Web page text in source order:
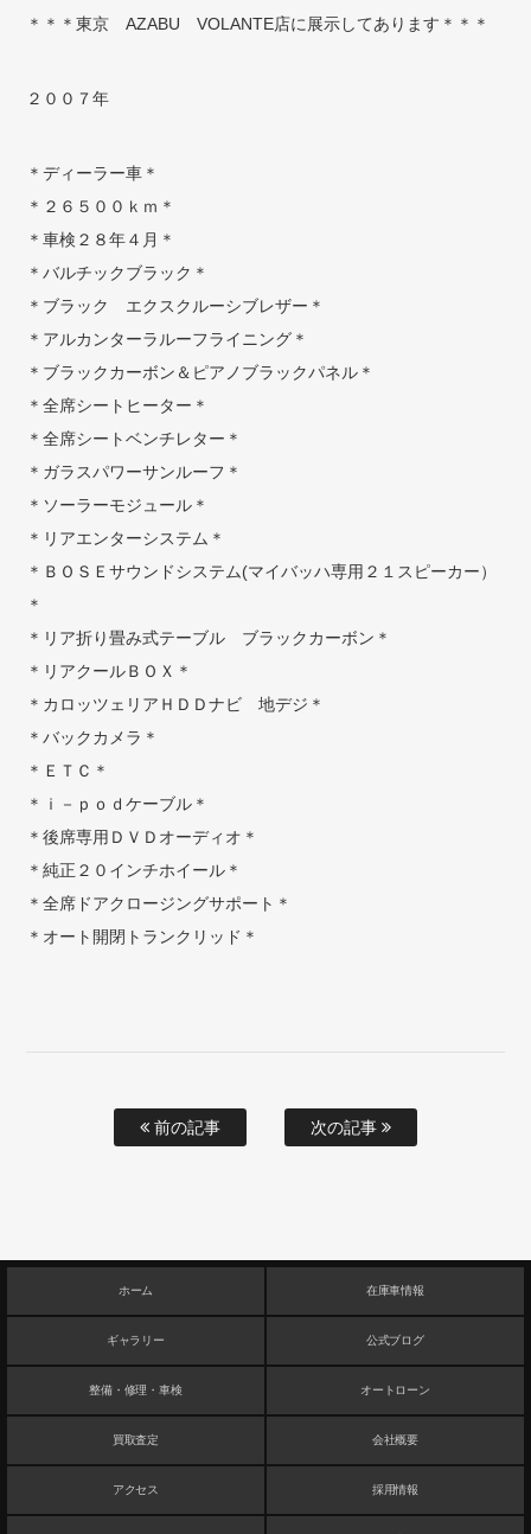
＊＊＊東京 AZABU VOLANTE店に展示してあります＊＊＊
２００７年
＊ディーラー車＊
＊２６５００ｋｍ＊
＊車検２８年４月＊
＊バルチックブラック＊
＊ブラック エクスクルーシブレザー＊
＊アルカンターラルーフライニング＊
＊ブラックカーボン＆ピアノブラックパネル＊
＊全席シートヒーター＊
＊全席シートベンチレター＊
＊ガラスパワーサンルーフ＊
＊ソーラーモジュール＊
＊リアエンターシステム＊
＊ＢＯＳＥサウンドシステム(マイバッハ専用２１スピーカー）
＊
＊リア折り畳み式テーブル ブラックカーボン＊
＊リアクールＢＯＸ＊
＊カロッツェリアＨＤＤナビ 地デジ＊
＊バックカメラ＊
＊ＥＴＣ＊
＊ｉ－ｐｏｄケーブル＊
＊後席専用ＤＶＤオーディオ＊
＊純正２０インチホイール＊
＊全席ドアクロージングサポート＊
＊オート開閉トランクリッド＊
前の記事 次の記事
ホーム 在庫車情報
ギャラリー 公式ブログ
整備・修理・車検 オートローン
買取査定 会社概要
アクセス 採用情報